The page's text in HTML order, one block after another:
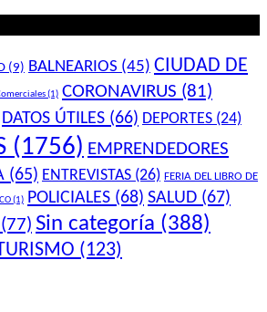
(9) BALNEARIOS (45) CIUDAD DE
(1) CORONAVIRUS (81)
DATOS ÚTILES (66) DEPORTES (24)
(1756) EMPRENDEDORES
(65) ENTREVISTAS (26) FERIA DEL LIBRO DE
(1) POLICIALES (68) SALUD (67)
(77) Sin categoría (388)
(123)